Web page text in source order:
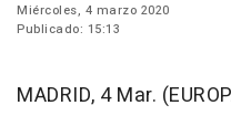
Miércoles, 4 marzo 2020
Publicado: 15:13
MADRID, 4 Mar.